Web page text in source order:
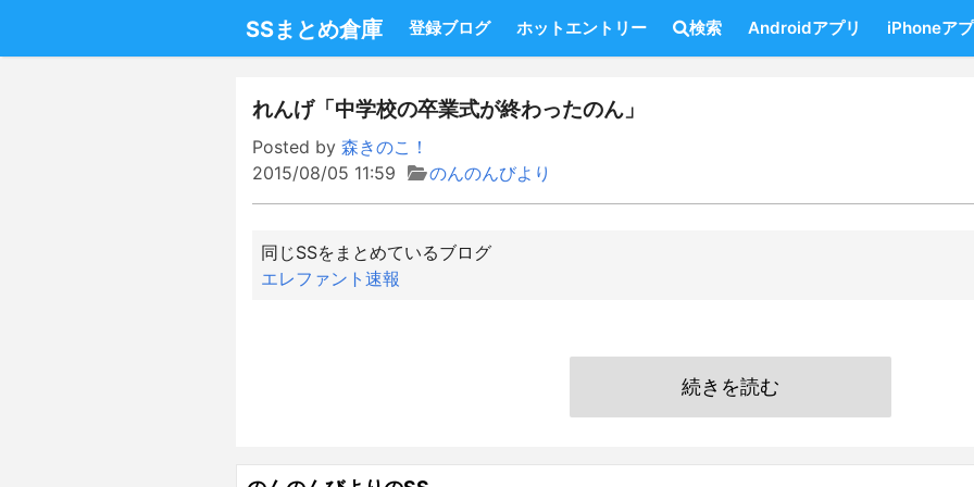
SSまとめ倉庫 登録ブログ ホットエントリー 検索 Androidアプリ iPhoneア
れんげ「中学校の卒業式が終わったのん」
Posted by 森きのこ！
2015/08/05 11:59
のんのんびより
同じSSをまとめているブログ
エレファント速報
続きを読む